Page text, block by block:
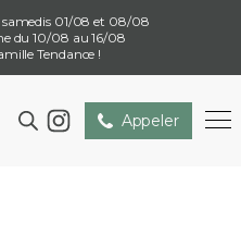
samedis 01/08 et 08/08
du 10/08 au 16/08
Tendance !
Appeler